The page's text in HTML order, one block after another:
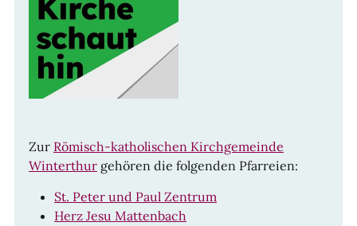
Zur Römisch-katholischen Kirchgemeinde
Winterthur gehören die folgenden Pfarreien:
St. Peter und Paul Zentrum
Herz Jesu Mattenbach